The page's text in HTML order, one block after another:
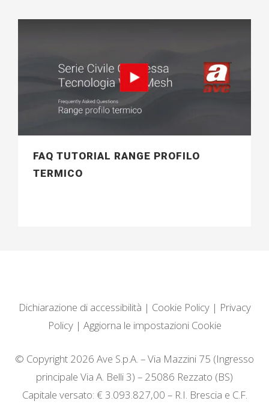
FAQ TUTORIAL RANGE PROFILO
TERMICO
Dichiarazione di accessibilità | Cookie Policy| Privacy
Policy| Aggiorna le impostazioni Cookie
© Copyright 2026 Ave S.p.A. – Via Mazzini 75 (Ingresso
principale Via A. Belli 3) – 25086 Rezzato (BS)
Capitale versato: € 3.093.827,00 – R.I. Brescia e C.F.